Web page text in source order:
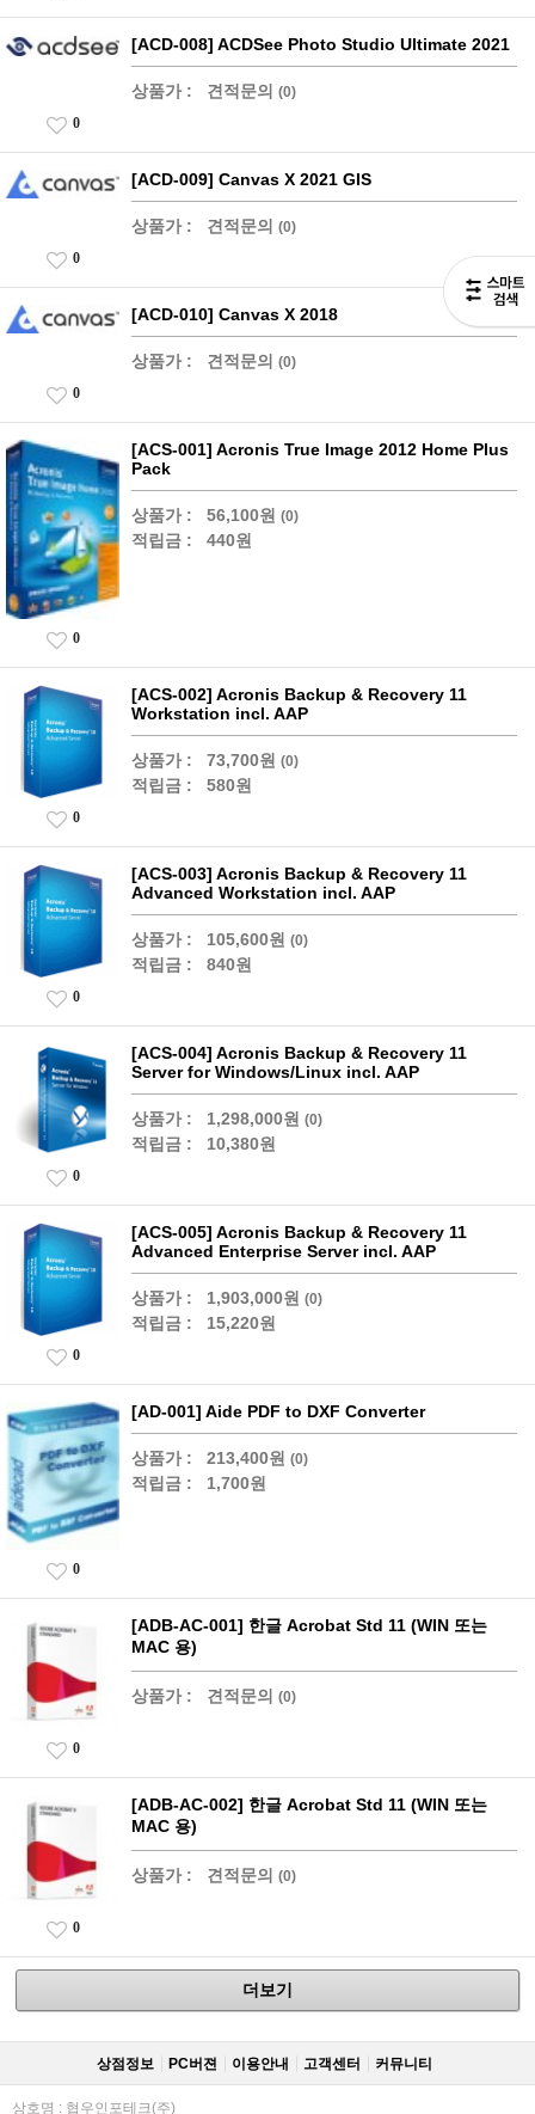
[ACD-008] ACDSee Photo Studio Ultimate 2021
상품가 : 견적문의 (0)
0
[ACD-009] Canvas X 2021 GIS
상품가 : 견적문의 (0)
0
[ACD-010] Canvas X 2018
상품가 : 견적문의 (0)
0
[ACS-001] Acronis True Image 2012 Home Plus
Pack
상품가 : 56,100원 (0)
적립금 : 440원
0
[ACS-002] Acronis Backup & Recovery 11
Workstation incl. AAP
상품가 : 73,700원 (0)
적립금 : 580원
0
[ACS-003] Acronis Backup & Recovery 11
Advanced Workstation incl. AAP
상품가 : 105,600원 (0)
적립금 : 840원
0
[ACS-004] Acronis Backup & Recovery 11
Server for Windows/Linux incl. AAP
상품가 : 1,298,000원 (0)
적립금 : 10,380원
0
[ACS-005] Acronis Backup & Recovery 11
Advanced Enterprise Server incl. AAP
상품가 : 1,903,000원 (0)
적립금 : 15,220원
0
[AD-001] Aide PDF to DXF Converter
상품가 : 213,400원 (0)
적립금 : 1,700원
0
[ADB-AC-001] 한글 Acrobat Std 11 (WIN 또는
MAC 용)
상품가 : 견적문의 (0)
0
[ADB-AC-002] 한글 Acrobat Std 11 (WIN 또는
MAC 용)
상품가 : 견적문의 (0)
0
더보기
상점정보 PC버젼 이용안내 고객센터 커뮤니티
상호명 : 협우인포테크(주)